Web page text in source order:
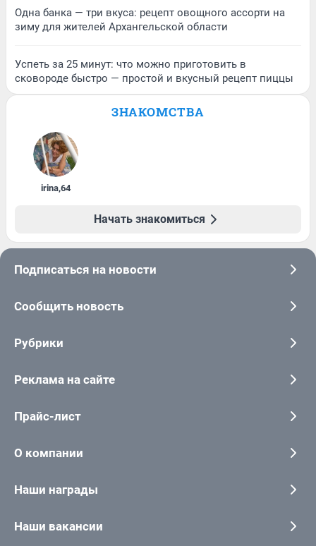
Одна банка — три вкуса: рецепт овощного ассорти на
зиму для жителей Архангельской области
Успеть за 25 минут: что можно приготовить в
сковороде быстро — простой и вкусный рецепт пиццы
ЗНАКОМСТВА
irina,64
Начать знакомиться
Подписаться на новости
Сообщить новость
Рубрики
Реклама на сайте
Прайс-лист
О компании
Наши награды
Наши вакансии